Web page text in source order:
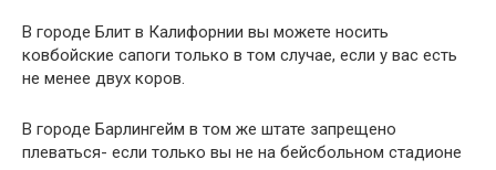
В городе Блит в Калифорнии вы можете носить
ковбойские сапоги только в том случае, если у вас есть
не менее двух коров.
В городе Барлингейм в том же штате запрещено
плеваться- если только вы не на бейсбольном стадионе